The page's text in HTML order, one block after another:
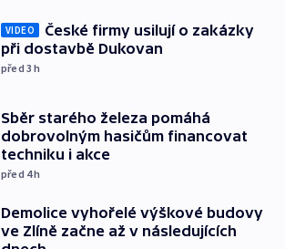
VIDEO
České firmy usilují o zakázky
při dostavbě Dukovan
před 3h
Sběr starého železa pomáhá
dobrovolným hasičům financovat
techniku i akce
před 4h
Demolice vyhořelé výškové budovy
ve Zlíně začne až v následujících